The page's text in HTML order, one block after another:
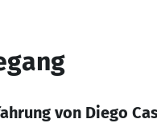
von Diego